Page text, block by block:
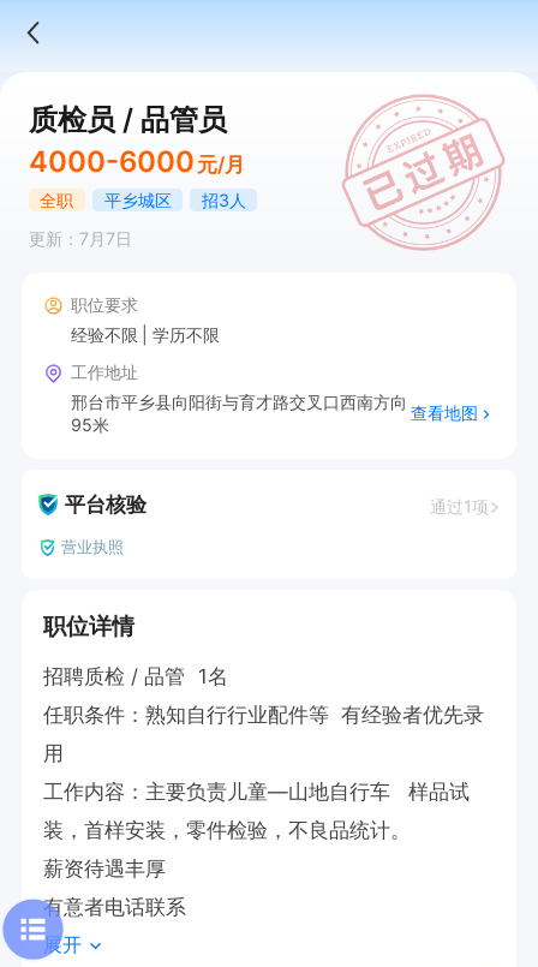
质检员 / 品管员
4000-6000 元/月
全职 平乡城区
招3人
更新：7月7日
职位要求
经验不限
学历不限
工作地址
邢台市平乡县向阳街与育才路交叉口西南方向
95米
查看地图
平台核验 通过1项
营业执照
职位详情
招聘质检 / 品管  1名
任职条件：熟知自行行业配件等  有经验者优先录
用
工作内容：主要负责儿童—山地自行车   样品试
装，首样安装，零件检验，不良品统计。
薪资待遇丰厚
有意者电话联系
展开